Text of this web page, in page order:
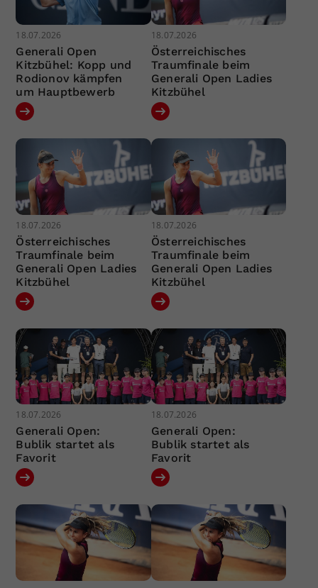
18.07.2026
Generali Open
Kitzbühel: Kopp und
Rodionov kämpfen
um Hauptbewerb
18.07.2026
Österreichisches
Traumfinale beim
Generali Open Ladies
Kitzbühel
18.07.2026
Österreichisches
Traumfinale beim
Generali Open Ladies
Kitzbühel
18.07.2026
Österreichisches
Traumfinale beim
Generali Open Ladies
Kitzbühel
18.07.2026
Generali Open:
Bublik startet als
Favorit
18.07.2026
Generali Open:
Bublik startet als
Favorit